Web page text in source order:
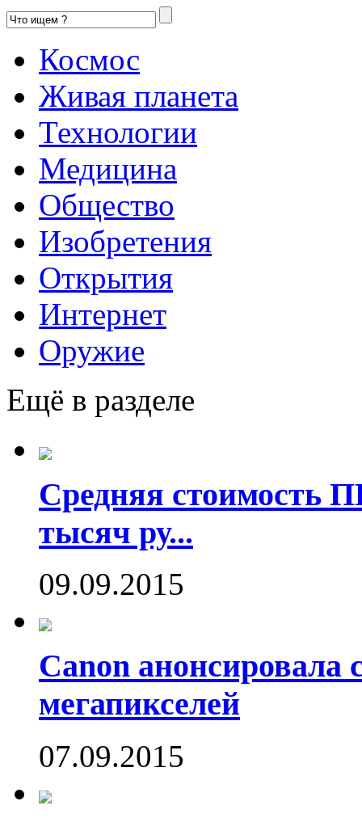
Космос
Живая планета
Технологии
Медицина
Общество
Изобретения
Открытия
Интернет
Оружие
Ещё в разделе
Средняя стоимость
тысяч ру...
09.09.2015
Canon анонсировала
мегапикселей
07.09.2015